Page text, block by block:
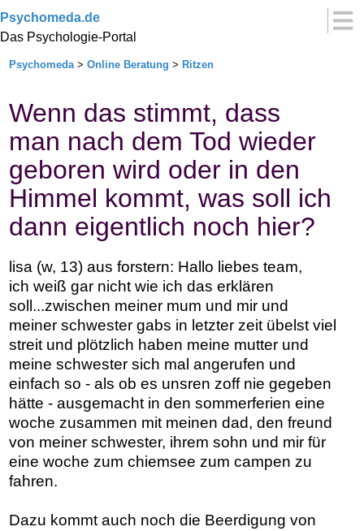
Psychomeda.de
Das Psychologie-Portal
Psychomeda>Online Beratung > Ritzen
Wenn das stimmt, dass
man nach dem Tod wieder
geboren wird oder in den
Himmel kommt, was soll ich
dann eigentlich noch hier?
lisa (w, 13) aus forstern: Hallo liebes team,
ich weiß gar nicht wie ich das erklären
soll...zwischen meiner mum und mir und
meiner schwester gabs in letzter zeit übelst viel
streit und plötzlich haben meine mutter und
meine schwester sich mal angerufen und
einfach so - als ob es unsren zoff nie gegeben
hätte - ausgemacht in den sommerferien eine
woche zusammen mit meinen dad, den freund
von meiner schwester, ihrem sohn und mir für
eine woche zum chiemsee zum campen zu
fahren.
Dazu kommt auch noch die Beerdigung von